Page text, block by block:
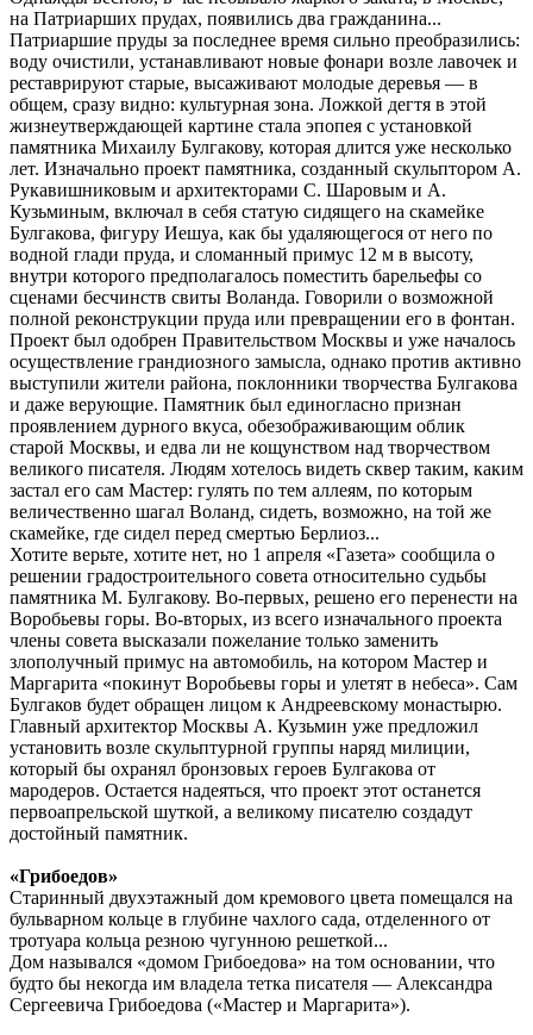
на Патриарших прудах, появились два гражданина...
Патриаршие пруды за последнее время сильно преобразились:
воду очистили, устанавливают новые фонари возле лавочек и
реставрируют старые, высаживают молодые деревья — в
общем, сразу видно: культурная зона. Ложкой дегтя в этой
жизнеутверждающей картине стала эпопея с установкой
памятника Михаилу Булгакову, которая длится уже несколько
лет. Изначально проект памятника, созданный скульптором А.
Рукавишниковым и архитекторами С. Шаровым и А.
Кузьминым, включал в себя статую сидящего на скамейке
Булгакова, фигуру Иешуа, как бы удаляющегося от него по
водной глади пруда, и сломанный примус 12 м в высоту,
внутри которого предполагалось поместить барельефы со
сценами бесчинств свиты Воланда. Говорили о возможной
полной реконструкции пруда или превращении его в фонтан.
Проект был одобрен Правительством Москвы и уже началось
осуществление грандиозного замысла, однако против активно
выступили жители района, поклонники творчества Булгакова
и даже верующие. Памятник был единогласно признан
проявлением дурного вкуса, обезображивающим облик
старой Москвы, и едва ли не кощунством над творчеством
великого писателя. Людям хотелось видеть сквер таким, каким
застал его сам Мастер: гулять по тем аллеям, по которым
величественно шагал Воланд, сидеть, возможно, на той же
скамейке, где сидел перед смертью Берлиоз...
Хотите верьте, хотите нет, но 1 апреля «Газета» сообщила о
решении градостроительного совета относительно судьбы
памятника М. Булгакову. Во-первых, решено его перенести на
Воробьевы горы. Во-вторых, из всего изначального проекта
члены совета высказали пожелание только заменить
злополучный примус на автомобиль, на котором Мастер и
Маргарита «покинут Воробьевы горы и улетят в небеса». Сам
Булгаков будет обращен лицом к Андреевскому монастырю.
Главный архитектор Москвы А. Кузьмин уже предложил
установить возле скульптурной группы наряд милиции,
который бы охранял бронзовых героев Булгакова от
мародеров. Остается надеяться, что проект этот останется
первоапрельской шуткой, а великому писателю создадут
достойный памятник.
«Грибоедов»
Старинный двухэтажный дом кремового цвета помещался на
бульварном кольце в глубине чахлого сада, отделенного от
тротуара кольца резною чугунною решеткой...
Дом назывался «домом Грибоедова» на том основании, что
будто бы некогда им владела тетка писателя — Александра
Сергеевича Грибоедова («Мастер и Маргарита»).